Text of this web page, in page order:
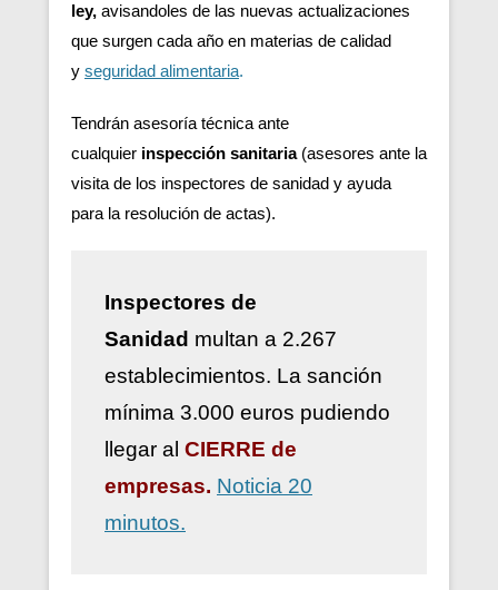
ley, avisandoles de las nuevas actualizaciones
que surgen cada año en materias de calidad
y seguridad alimentaria.
Tendrán asesoría técnica ante
cualquier inspección sanitaria (asesores ante la
visita de los inspectores de sanidad y ayuda
para la resolución de actas).
Inspectores de
Sanidad multan a 2.267
establecimientos. La sanción
mínima 3.000 euros pudiendo
llegar al CIERRE de
empresas. Noticia 20
minutos.